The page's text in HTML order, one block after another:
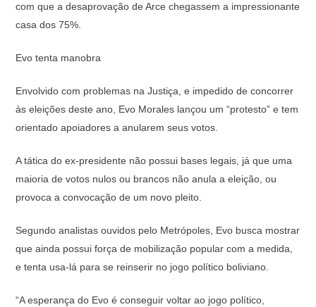
com que a desaprovação de Arce chegassem a impressionante
casa dos 75%.
Evo tenta manobra
Envolvido com problemas na Justiça, e impedido de concorrer
às eleições deste ano, Evo Morales lançou um “protesto” e tem
orientado apoiadores a anularem seus votos.
A tática do ex-presidente não possui bases legais, já que uma
maioria de votos nulos ou brancos não anula a eleição, ou
provoca a convocação de um novo pleito.
Segundo analistas ouvidos pelo Metrópoles, Evo busca mostrar
que ainda possui força de mobilização popular com a medida,
e tenta usa-lá para se reinserir no jogo político boliviano.
“A esperança do Evo é conseguir voltar ao jogo político,